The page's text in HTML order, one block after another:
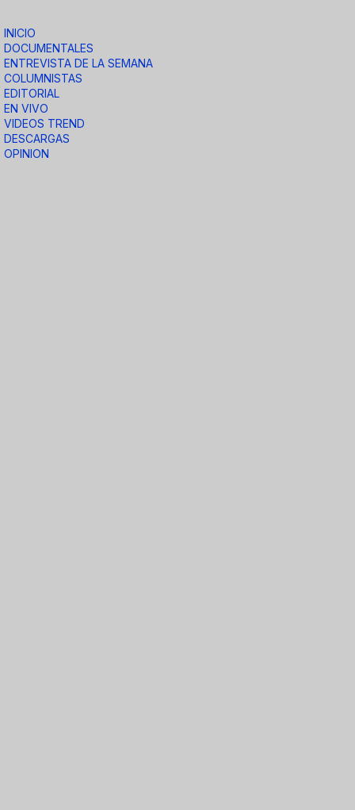
INICIO
DOCUMENTALES
ENTREVISTA DE LA SEMANA
COLUMNISTAS
EDITORIAL
EN VIVO
VIDEOS TREND
DESCARGAS
OPINION